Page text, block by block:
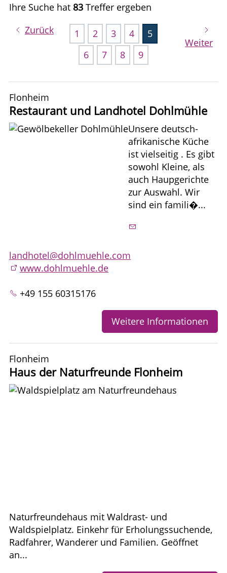
Ihre Suche hat 83 Treffer ergeben
Zurück
Weiter
1 2 3 4
5
6
7 8 9
Flonheim
Restaurant und Landhotel Dohlmühle
Unsere deutsch-
afrikanische Küche
ist vielseitig . Es gibt
sowohl Kleine, als
auch Haupgerichte
zur Auswahl. Wir
sind ein famili�...
landhotel@dohlmuehle.com
www.dohlmuehle.de
+49 155 60315176
Weitere Informationen
Flonheim
Haus der Naturfreunde Flonheim
Naturfreundehaus mit Waldrast- und
Waldspielplatz. Einkehr für Erholungssuchende,
Radfahrer, Wanderer und Familien. Geöffnet
an...